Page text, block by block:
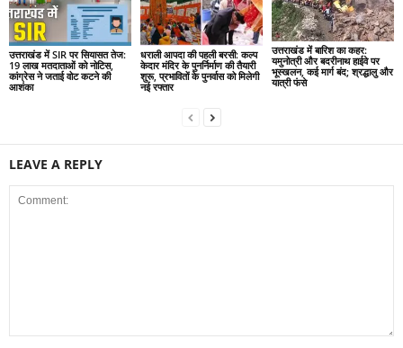
उत्तराखंड में SIR पर सियासत तेज:
19 लाख मतदाताओं को नोटिस,
कांग्रेस ने जताई वोट कटने की
आशंका
धराली आपदा की पहली बरसी: कल्प
केदार मंदिर के पुनर्निर्माण की तैयारी
शुरू, प्रभावितों के पुनर्वास को मिलेगी
नई रफ्तार
उत्तराखंड में बारिश का कहर:
यमुनोत्री और बदरीनाथ हाईवे पर
भूस्खलन, कई मार्ग बंद; श्रद्धालु और
यात्री फंसे
LEAVE A REPLY